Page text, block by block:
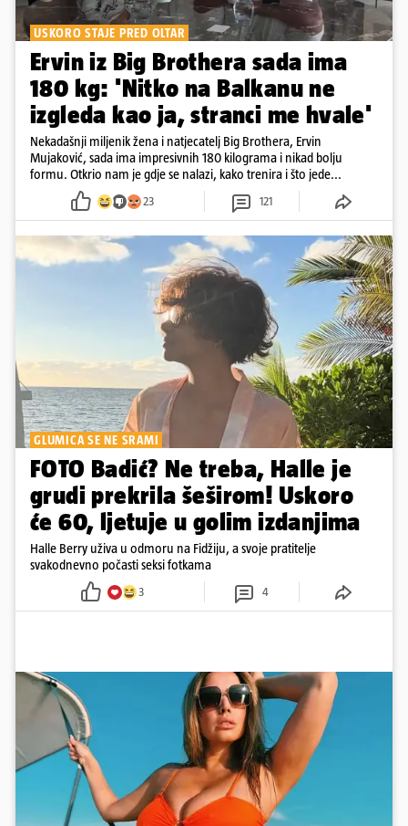
USKORO STAJE PRED OLTAR
Ervin iz Big Brothera sada ima
180 kg: 'Nitko na Balkanu ne
izgleda kao ja, stranci me hvale'
Nekadašnji miljenik žena i natjecatelj Big Brothera, Ervin
Mujaković, sada ima impresivnih 180 kilograma i nikad bolju
formu. Otkrio nam je gdje se nalazi, kako trenira i što jede...
23 121
GLUMICA SE NE SRAMI
FOTO Badić? Ne treba, Halle je
grudi prekrila šeširom! Uskoro
će 60, ljetuje u golim izdanjima
Halle Berry uživa u odmoru na Fidžiju, a svoje pratitelje
svakodnevno počasti seksi fotkama
3 4